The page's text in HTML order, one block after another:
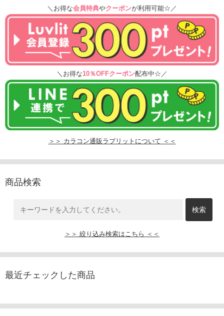
＼お得な会員特典やクーポンが利用可能☆／
＼お得な10％OFFクーポン配布中☆／
＞＞ カラコン通販ラブリットについて ＜＜
商品検索
＞＞ 絞り込み検索はこちら ＜＜
最近チェックした商品